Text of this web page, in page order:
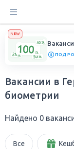
NEW
Вакансии в
биометрии
Найдено 0
Все